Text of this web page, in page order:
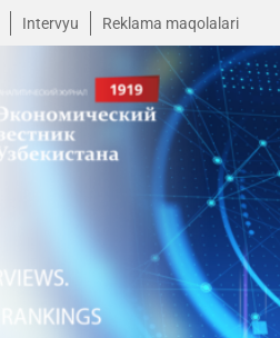
Intervyu Reklama maqolalari